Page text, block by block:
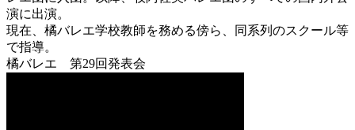
演に出演。
現在、橘バレエ学校教師を務める傍ら、同系列のスクール等
で指導。
橘バレエ 第29回発表会